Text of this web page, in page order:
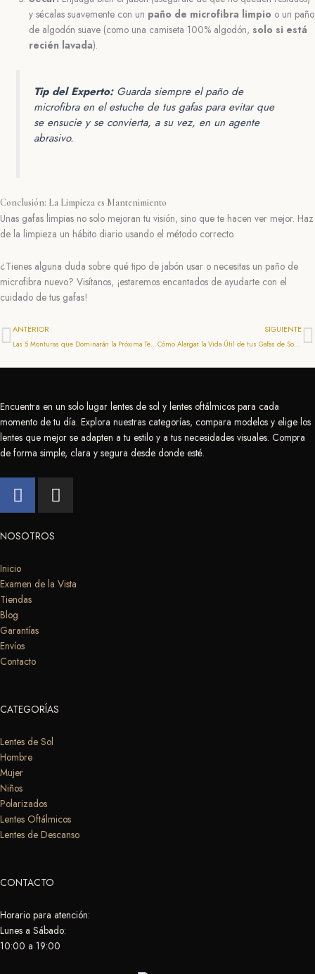
y sécalas suavemente con un paño de microfibra limpio o un paño
de algodón suave (como una camiseta 100% algodón,solo si está
recién lavada).
Tip del Experto:Guarda siempre el paño de
microfibra en el estuche de tus gafas para evitar que
se ensucie y se convierta, a su vez, en un agente
abrasivo.
Conclusión: La Limpieza es Mantenimiento
Unas gafas limpias no solo mejoran tu visión, sino que te hacen ver mejor. Haz
de la limpieza un hábito diario usando el método correcto.
¿Tienes alguna duda sobre qué tipo de jabón usar o necesitas un paño de
microfibra nuevo? Visítanos, ¡estaremos encantados de ayudarte con el
cuidado de tus gafas!
Prev
ANTERIOR
Las 5 Monturas que Dominarán la Próxima Temporada
SIGUIENTE
Cómo Alargar la Vida Útil de tus Gafas de Sol (y Evitar que se Desajusten)
Encuentra en un solo lugar lentes de sol y lentes oftálmicos para cada
momento de tu día. Explora nuestras categorías, compara modelos y elige los
lentes que mejor se adapten a tu estilo y a tus necesidades visuales. Compra
de forma simple, clara y segura desde donde esté.
F
a
c
e
o
o
k
I
n
s
g
r
NOSOTROS
Inicio
Examen de la Vista
Tiendas
Blog
Garantías
Envíos
Contacto
CATEGORÍAS
Lentes de Sol
Hombre
Mujer
Niños
Polarizados
Lentes Oftálmicos
Lentes de Descanso
CONTACTO
Horario para atención:
Lunes a Sábado:
10:00 a 19:00